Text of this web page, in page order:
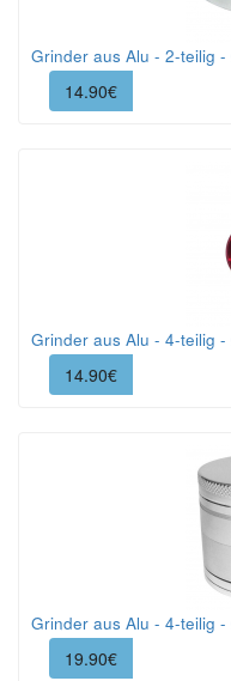
Grinder aus Alu - 2-teilig
14.90€
Grinder aus Alu - 4-teilig
14.90€
Grinder aus Alu - 4-teilig
19.90€